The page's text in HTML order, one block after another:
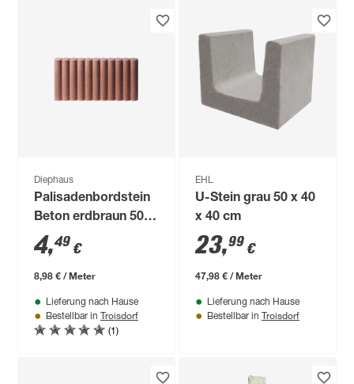
Diephaus
Palisadenbordstein
Beton erdbraun 50 x
25 x 6 cm
4,49 €
8,98 € / Meter
Lieferung nach Hause
Bestellbar in Troisdorf
(1)
EHL
U-Stein grau 50 x 40
x 40 cm
23,99 €
47,98 € / Meter
Lieferung nach Hause
Bestellbar in Troisdorf